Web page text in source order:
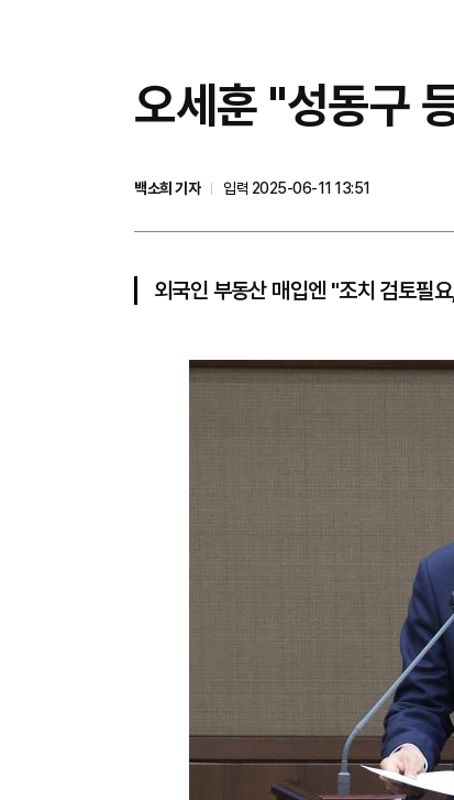
오세훈 "성동구
백소희 기자
입력 2025-06-11 13:51
외국인 부동산 매입엔 "조치 검토필